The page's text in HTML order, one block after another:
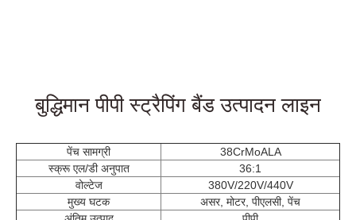
बुद्धिमान पीपी स्ट्रैपिंग बैंड उत्पादन लाइन
पेंच सामग्री
38CrMoALA
स्क्रू एल/डी अनुपात
36:1
वोल्टेज
380V/220V/440V
मुख्य घटक
असर, मोटर, पीएलसी, पेंच